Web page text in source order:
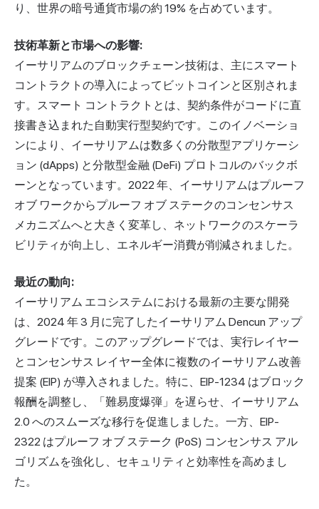
り、世界の暗号通貨市場の約 19% を占めています。
技術革新と市場への影響:
イーサリアムのブロックチェーン技術は、主にスマート
コントラクトの導入によってビットコインと区別されま
す。スマート コントラクトとは、契約条件がコードに直
接書き込まれた自動実行型契約です。このイノベーショ
ンにより、イーサリアムは数多くの分散型アプリケーシ
ョン (dApps) と分散型金融 (DeFi) プロトコルのバックボ
ーンとなっています。2022 年、イーサリアムはプルーフ
オブ ワークからプルーフ オブ ステークのコンセンサス
メカニズムへと大きく変革し、ネットワークのスケーラ
ビリティが向上し、エネルギー消費が削減されました。
最近の動向:
イーサリアム エコシステムにおける最新の主要な開発
は、2024 年 3 月に完了したイーサリアム Dencun アップ
グレードです。このアップグレードでは、実行レイヤー
とコンセンサス レイヤー全体に複数のイーサリアム改善
提案 (EIP) が導入されました。特に、EIP-1234 はブロック
報酬を調整し、「難易度爆弾」を遅らせ、イーサリアム
2.0 へのスムーズな移行を促進しました。一方、EIP-
2322 はプルーフ オブ ステーク (PoS) コンセンサス アル
ゴリズムを強化し、セキュリティと効率性を高めまし
た。